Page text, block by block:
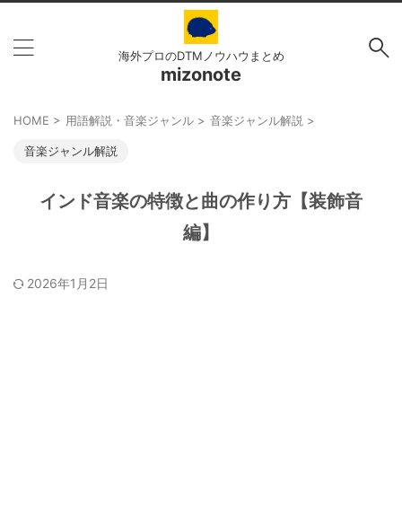
海外プロのDTMノウハウまとめ
mizonote
HOME > 用語解説・音楽ジャンル > 音楽ジャンル解説 >
音楽ジャンル解説
インド音楽の特徴と曲の作り方【装飾音
編】
2026年1月2日